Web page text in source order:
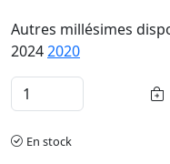
Autres millésimes
20242020
En stock